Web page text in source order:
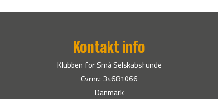
Kontakt info
Klubben for Små Selskabshunde
Cvr.nr.: 34681066
Danmark